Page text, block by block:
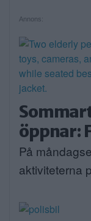
Annons:
öppnar:
På
aktiviteterna